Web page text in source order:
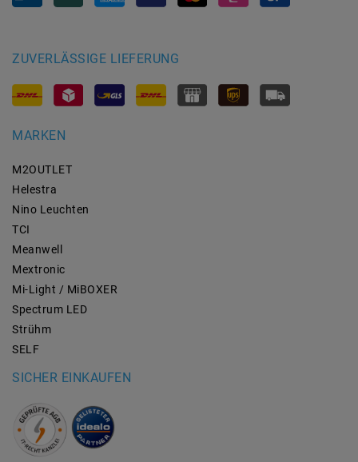
ZUVERLÄSSIGE LIEFERUNG
MARKEN
M2OUTLET
Helestra
Nino Leuchten
TCI
Meanwell
Mextronic
Mi-Light / MiBOXER
Spectrum LED
Strühm
SELF
SICHER EINKAUFEN